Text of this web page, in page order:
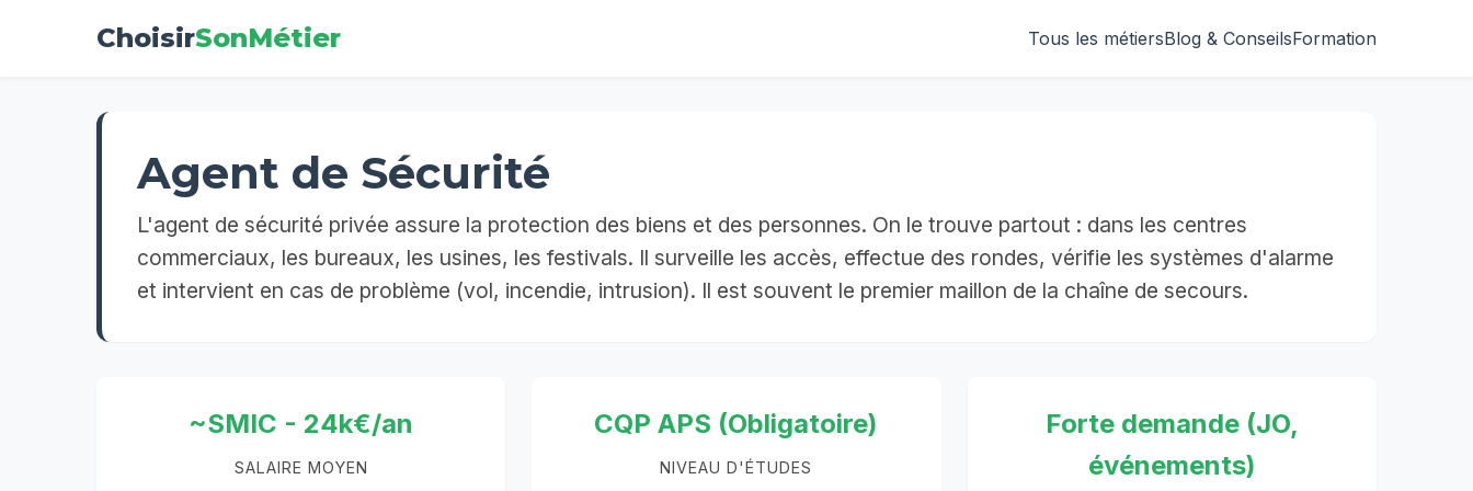
ChoisirSonMétier Tous les métiersBlog & ConseilsFormation
Agent de Sécurité
L'agent de sécurité privée assure la protection des biens et des personnes. On le trouve partout : dans les centres
commerciaux, les bureaux, les usines, les festivals. Il surveille les accès, effectue des rondes, vérifie les systèmes d'alarme
et intervient en cas de problème (vol, incendie, intrusion). Il est souvent le premier maillon de la chaîne de secours.
~SMIC - 24k€/an
SALAIRE MOYEN
CQP APS (Obligatoire)
NIVEAU D'ÉTUDES
Forte demande (JO,
événements)